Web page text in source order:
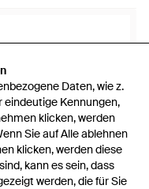
Daten, wie z.
eindeutige Kennungen,
klicken, werden
Sie auf Alle ablehnen
klicken, werden diese
kann es sein, dass
werden, die für Sie
Daten, wie z.
eindeutige Kennungen,
klicken, werden
Sie auf Alle ablehnen
klicken, werden diese
kann es sein, dass
werden, die für Sie